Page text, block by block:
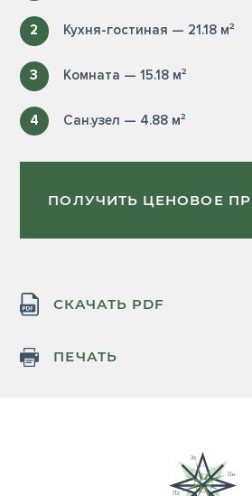
2 Кухня-гостиная — 21.18 м²
3 Комната — 15.18 м²
4 Сан.узел — 4.88 м²
ПОЛУЧИТЬ ЦЕНОВОЕ
СКАЧАТЬ PDF
ПЕЧАТЬ